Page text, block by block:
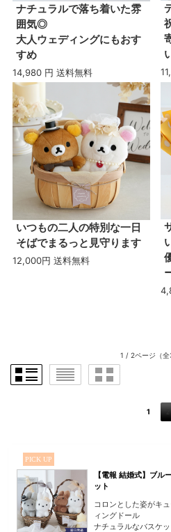
ナチュラルで落ち着いた雰
囲気◎
大人ウェディングにもおす
すめ
14,980 円 送料無料
いつもの二人の特別な一日
そばでまるっと見守ります
12,000円 送料無料
1 / 2ページ （
1 2
PICK UP
【電報 結婚式】ブル
ット
コロンとした姿がキ
ィングドール
ナチュラルなバスケ